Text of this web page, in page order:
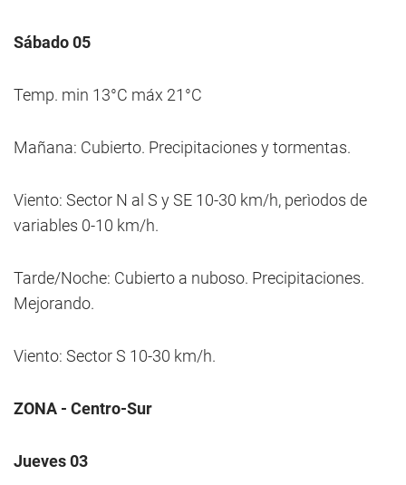
Sábado 05
Temp. min 13°C máx 21°C
Mañana: Cubierto. Precipitaciones y tormentas.
Viento: Sector N al S y SE 10-30 km/h, perìodos de
variables 0-10 km/h.
Tarde/Noche: Cubierto a nuboso. Precipitaciones.
Mejorando.
Viento: Sector S 10-30 km/h.
ZONA - Centro-Sur
Jueves 03